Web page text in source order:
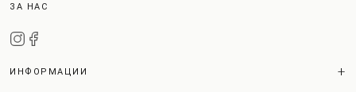
ЗА НАС
ИНФОРМАЦИИ